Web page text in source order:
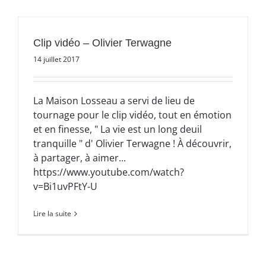
Clip vidéo – Olivier Terwagne
14 juillet 2017
La Maison Losseau a servi de lieu de
tournage pour le clip vidéo, tout en émotion
et en finesse, " La vie est un long deuil
tranquille " d' Olivier Terwagne ! À découvrir,
à partager, à aimer...
https://www.youtube.com/watch?
v=Bi1uvPFtY-U
Lire la suite